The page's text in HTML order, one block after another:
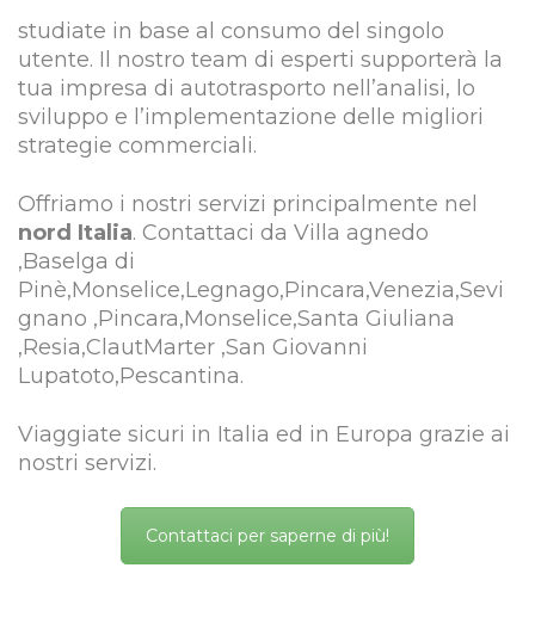
studiate in base al consumo del singolo
utente. Il nostro team di esperti supporterà la
tua impresa di autotrasporto nell’analisi, lo
sviluppo e l’implementazione delle migliori
strategie commerciali.
Offriamo i nostri servizi principalmente nel
nord Italia. Contattaci da Villa agnedo
,Baselga di
Pinè,Monselice,Legnago,Pincara,Venezia,Sevi
gnano ,Pincara,Monselice,Santa Giuliana
,Resia,ClautMarter ,San Giovanni
Lupatoto,Pescantina.
Viaggiate sicuri in Italia ed in Europa grazie ai
nostri servizi.
Contattaci per saperne di più!